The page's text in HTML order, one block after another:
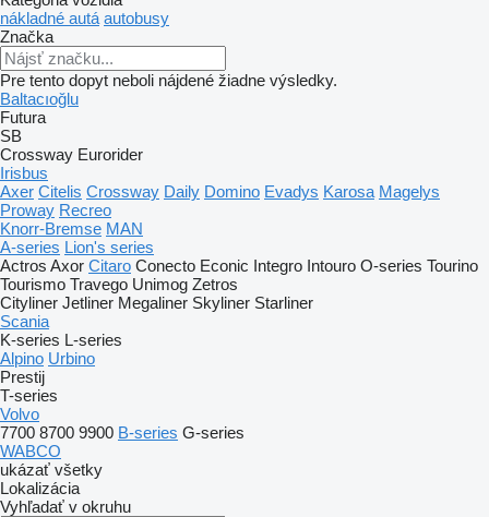
nákladné autá autobusy
Značka
Pre tento dopyt neboli nájdené žiadne výsledky.
Baltacıoğlu
Futura
SB
Crossway Eurorider
Irisbus
Axer Citelis Crossway Daily Domino Evadys Karosa Magelys
Proway Recreo
Knorr-Bremse MAN
A-series Lion's series
Actros Axor Citaro Conecto Econic Integro Intouro O-series Tourino
Tourismo Travego Unimog Zetros
Cityliner Jetliner Megaliner Skyliner Starliner
Scania
K-series L-series
Alpino Urbino
Prestij
T-series
Volvo
7700 8700 9900 B-series G-series
WABCO
ukázať všetky
Lokalizácia
Vyhľadať v okruhu